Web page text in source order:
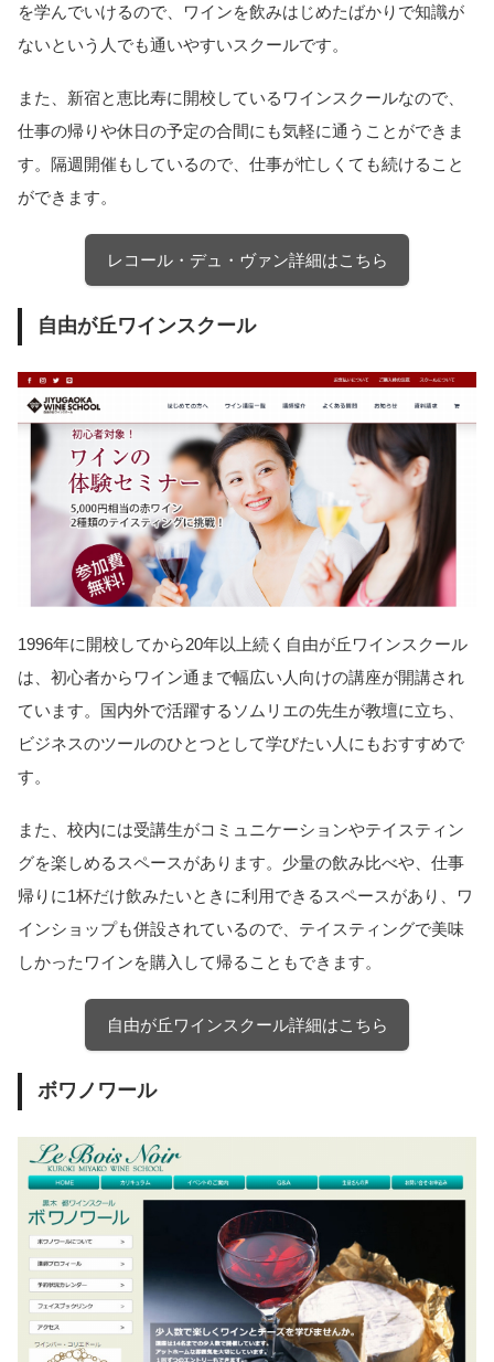
を学んでいけるので、ワインを飲みはじめたばかりで知識が
ないという人でも通いやすいスクールです。
また、新宿と恵比寿に開校しているワインスクールなので、
仕事の帰りや休日の予定の合間にも気軽に通うことができま
す。隔週開催もしているので、仕事が忙しくても続けること
ができます。
レコール・デュ・ヴァン詳細はこちら
自由が丘ワインスクール
1996年に開校してから20年以上続く自由が丘ワインスクール
は、初心者からワイン通まで幅広い人向けの講座が開講され
ています。国内外で活躍するソムリエの先生が教壇に立ち、
ビジネスのツールのひとつとして学びたい人にもおすすめで
す。
また、校内には受講生がコミュニケーションやテイスティン
グを楽しめるスペースがあります。少量の飲み比べや、仕事
帰りに1杯だけ飲みたいときに利用できるスペースがあり、ワ
インショップも併設されているので、テイスティングで美味
しかったワインを購入して帰ることもできます。
自由が丘ワインスクール詳細はこちら
ボワノワール